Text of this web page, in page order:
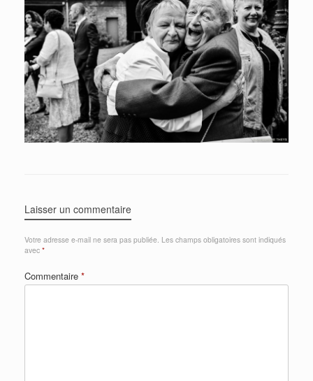
Laisser un commentaire
Votre adresse e-mail ne sera pas publiée. Les champs obligatoires sont indiqués
avec *
Commentaire *